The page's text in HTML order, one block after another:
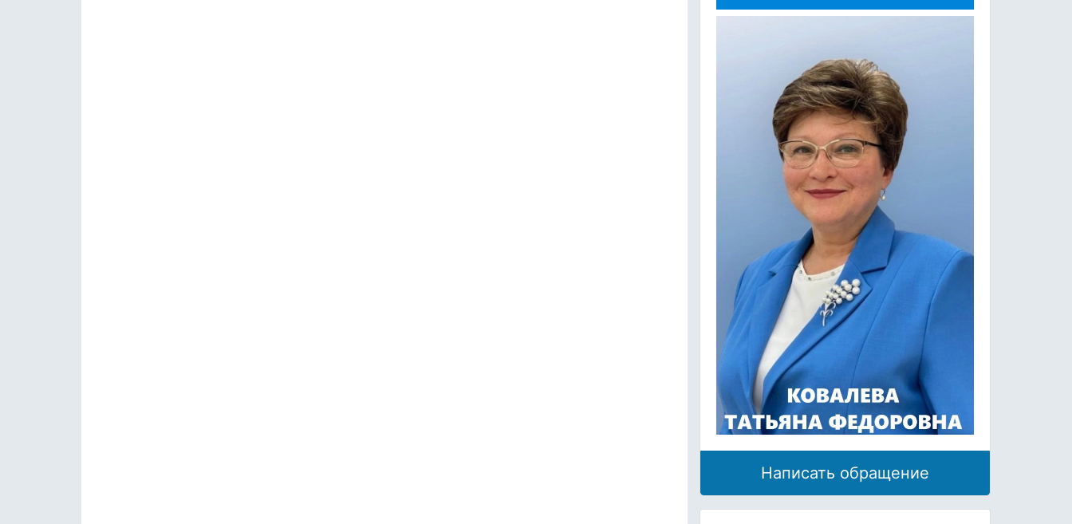
Написать обращение